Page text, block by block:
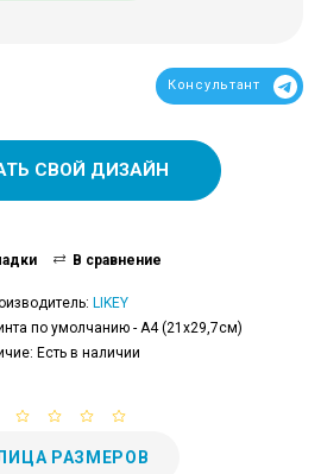
Консультант
СВОЙ ДИЗАЙН
В сравнение
LIKEY
по умолчанию - А4 (21x29,7см)
Есть в наличии
РАЗМЕРОВ